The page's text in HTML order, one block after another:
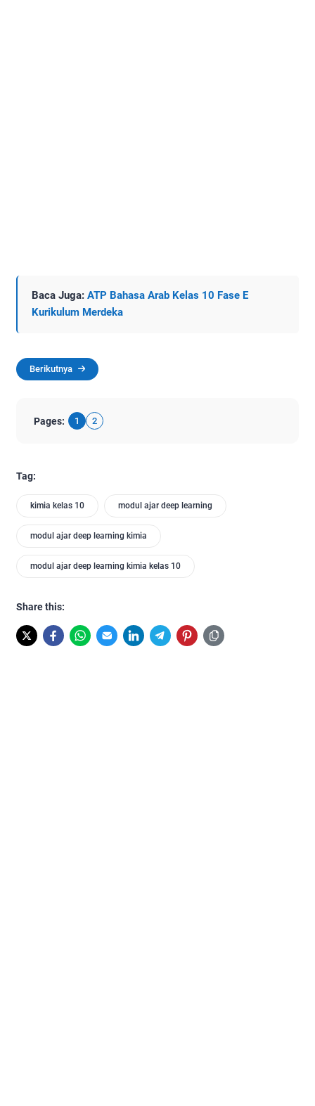
Baca Juga: ATP Bahasa Arab Kelas 10 Fase E
Kurikulum Merdeka
Berikutnya
Pages: 1 2
Tag:
kimia kelas 10 modul ajar deep learning
modul ajar deep learning kimia
modul ajar deep learning kimia kelas 10
Share this: